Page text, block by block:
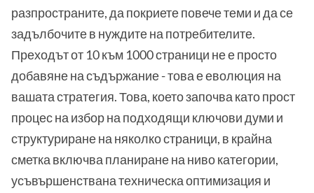
разпространите, да покриете повече теми и да се
задълбочите в нуждите на потребителите.
Преходът от 10 към 1000 страници не е просто
добавяне на съдържание - това е еволюция на
вашата стратегия. Това, което започва като прост
процес на избор на подходящи ключови думи и
структуриране на няколко страници, в крайна
сметка включва планиране на ниво категории,
усъвършенствана техническа оптимизация и